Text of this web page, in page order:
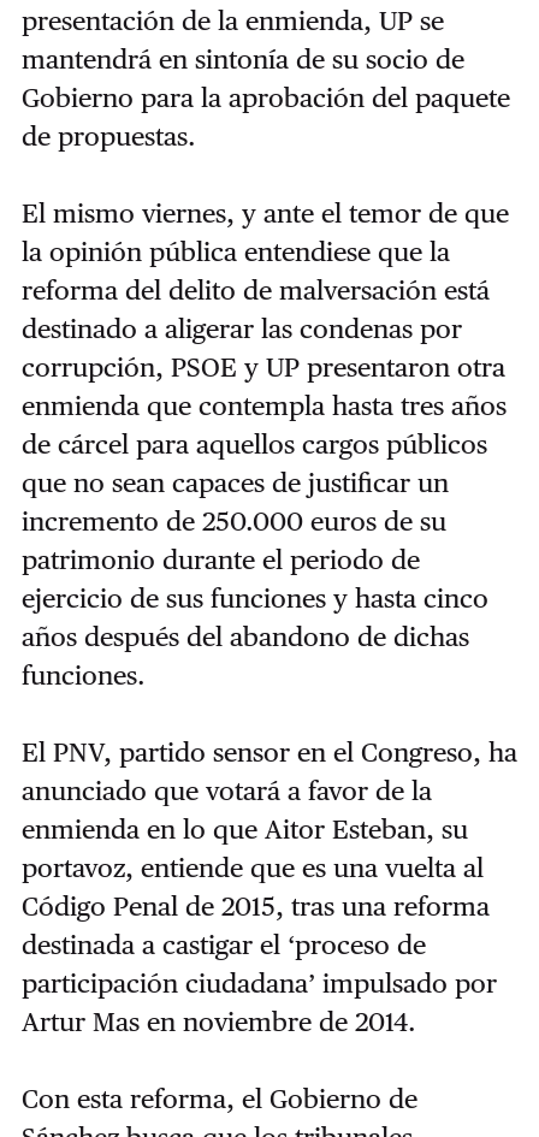
presentación de la enmienda, UP se
mantendrá en sintonía de su socio de
Gobierno para la aprobación del paquete
de propuestas.
El mismo viernes, y ante el temor de que
la opinión pública entendiese que la
reforma del delito de malversación está
destinado a aligerar las condenas por
corrupción, PSOE y UP presentaron otra
enmienda que contempla hasta tres años
de cárcel para aquellos cargos públicos
que no sean capaces de justificar un
incremento de 250.000 euros de su
patrimonio durante el periodo de
ejercicio de sus funciones y hasta cinco
años después del abandono de dichas
funciones.
El PNV, partido sensor en el Congreso, ha
anunciado que votará a favor de la
enmienda en lo que Aitor Esteban, su
portavoz, entiende que es una vuelta al
Código Penal de 2015, tras una reforma
destinada a castigar el ‘proceso de
participación ciudadana’ impulsado por
Artur Mas en noviembre de 2014.
Con esta reforma, el Gobierno de